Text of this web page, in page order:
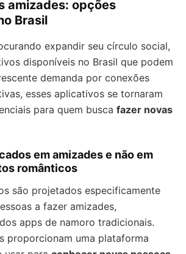
amizades: opções
Brasil
expandir seu círculo social,
disponíveis no Brasil que podem
demanda por conexões
esses aplicativos se tornaram
para quem busca fazer novas
em amizades e não em
românticos
são projetados especificamente
a fazer amizades,
apps de namoro tradicionais.
proporcionam uma plataforma